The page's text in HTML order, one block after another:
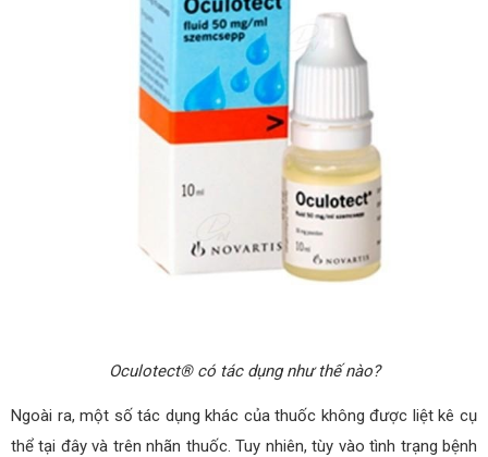
Oculotect® có tác dụng như thế nào?
Ngoài ra, một số tác dụng khác của thuốc không được liệt kê cụ
thể tại đây và trên nhãn thuốc. Tuy nhiên, tùy vào tình trạng bệnh